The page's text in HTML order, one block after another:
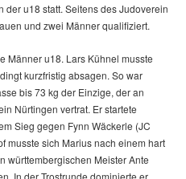
u18 statt. Seitens des Judoverein
und zwei Männer qualifiziert.
Männer u18. Lars Kühnel musste
kurzfristig absagen. So war
bis 73 kg der Einzige, der an
Nürtingen vertrat. Er startete
Sieg gegen Fynn Wäckerle (JC
musste sich Marius nach einem hart
württembergischen Meister Ante